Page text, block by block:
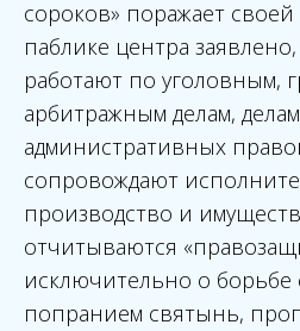
сороков» поражает
паблике центра
работают по уголовным,
арбитражным делам,
административных
сопровождают
производство и
отчитываются
исключительно о борьбе
попранием святынь,